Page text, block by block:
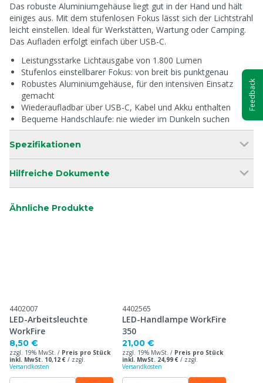
Das robuste Aluminiumgehäuse liegt gut in der Hand und hält
einiges aus. Mit dem stufenlosen Fokus lässt sich der Lichtstrahl
leicht einstellen. Ideal für Werkstätten, Wartung oder Camping.
Das Aufladen erfolgt einfach über USB-C.
Leistungsstarke Lichtausgabe von 1.800 Lumen
Stufenlos einstellbarer Fokus: von breit bis punktgenau
Robustes Aluminiumgehäuse, für den intensiven Einsatz
gemacht
Wiederaufladbar über USB-C, Kabel und Akku enthalten
Bequeme Handschlaufe: nie wieder im Dunkeln suchen
Spezifikationen
Hilfreiche Dokumente
Ähnliche Produkte
4402007
LED-Arbeitsleuchte
WorkFire
8,50 €
zzgl. 19% MwSt. / Preis pro Stück
inkl. MwSt. 10,12 € / zzgl.
Versandkosten
4402565
LED-Handlampe WorkFire
350
21,00 €
zzgl. 19% MwSt. / Preis pro Stück
inkl. MwSt. 24,99 € / zzgl.
Versandkosten
Feedback